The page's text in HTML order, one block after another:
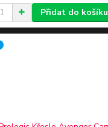
Přidat do košíku